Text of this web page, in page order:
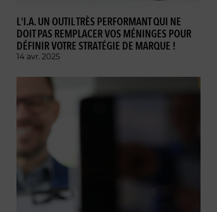
L'I.A. UN OUTIL TRÈS PERFORMANT QUI NE
DOIT PAS REMPLACER VOS MÉNINGES POUR
DÉFINIR VOTRE STRATÉGIE DE MARQUE !
14 avr. 2025